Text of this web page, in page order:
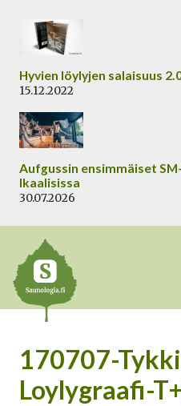
sisältöön
Hyvien löylyjen salaisuus
15.12.2022
Aufgussin ensimmäiset
Ikaalisissa
30.07.2026
170707-
Loylygraafi-